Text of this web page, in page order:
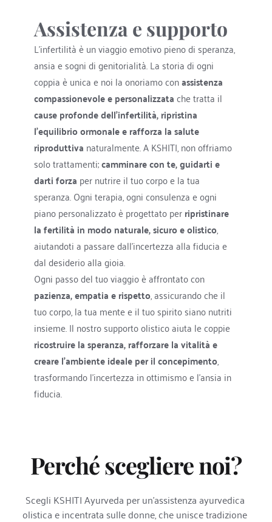
Assistenza e supporto
L'infertilità è un viaggio emotivo pieno di speranza,
ansia e sogni di genitorialità. La storia di ogni
coppia è unica e noi la onoriamo con assistenza
compassionevole e personalizzata
cause profonde dell'infertilità, ripristina
l'equilibrio ormonale e rafforza la salute
riproduttiva naturalmente. A KSHITI, non offriamo
solo trattamenti; camminare con te, guidarti e
darti forza per nutrire il tuo corpo e la tua
speranza. Ogni terapia, ogni consulenza e ogni
piano personalizzato è progettato per ripristinare
la fertilità in modo naturale, sicuro e olistico,
aiutandoti a passare dall'incertezza alla fiducia e
dal desiderio alla gioia.
Ogni passo del tuo viaggio è affrontato con
pazienza, empatia e rispetto, assicurando che il
tuo corpo, la tua mente e il tuo spirito siano nutriti
insieme. Il nostro supporto olistico aiuta le coppie
ricostruire la speranza, rafforzare la vitalità e
creare l'ambiente ideale per il concepimento,
trasformando l'incertezza in ottimismo e l'ansia in
fiducia.
Perché scegliere noi?
Scegli KSHITI Ayurveda per un'assistenza ayurvedica
olistica e incentrata sulle donne, che unisce tradizione